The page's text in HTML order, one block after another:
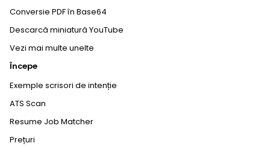
Conversie PDF în Base64
Descarcă miniatură YouTube
Vezi mai multe unelte
Începe
Exemple scrisori de intenție
ATS Scan
Resume Job Matcher
Prețuri